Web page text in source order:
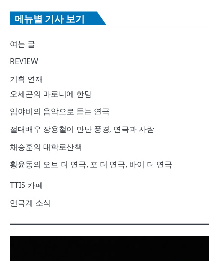
메뉴별 기사 보기
여는 글
REVIEW
기획 연재
오세곤의 마로니에 한담
임야비의 음악으로 듣는 연극
절대배우 장용철이 만난 풍경, 연극과 사람
채승훈의 대학로산책
황윤동의 오브 더 연극, 포 더 연극, 바이 더 연극
TTIS 카페
연극계 소식